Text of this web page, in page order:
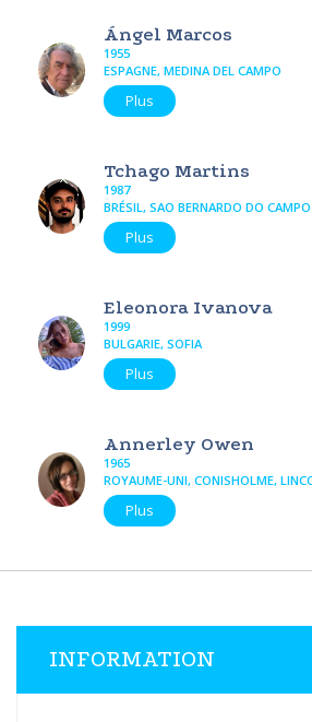
Ángel Marcos
1955
ESPAGNE, MEDINA DEL CAMPO
Plus
Tchago Martins
1987
BRÉSIL, SAO BERNARDO DO CAMPO
Plus
Eleonora Ivanova
1999
BULGARIE, SOFIA
Plus
Annerley Owen
1965
ROYAUME-UNI, CONISHOLME,
Plus
INFORMATION